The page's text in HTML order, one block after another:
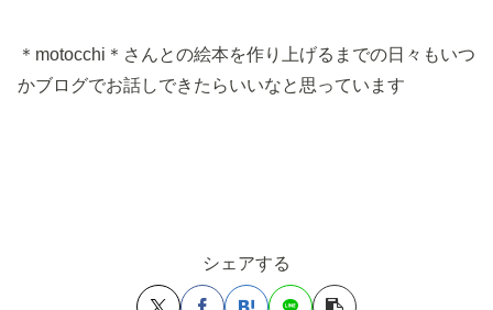
＊motocchi＊さんとの絵本を作り上げるまでの日々もいつ
かブログでお話しできたらいいなと思っています
シェアする